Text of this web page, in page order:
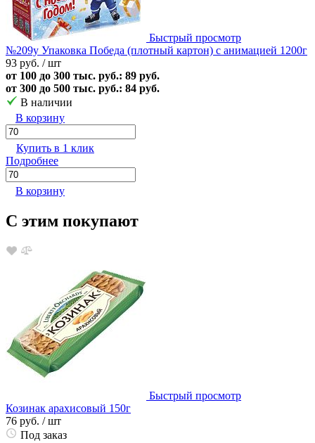
Быстрый просмотр
№209у Упаковка Победа (плотный картон) с анимацией 1200г
93 руб. / шт
от 100 до 300 тыс. руб.: 89 руб.
от 300 до 500 тыс. руб.: 84 руб.
В наличии
В корзину
Купить в 1 клик
Подробнее
В корзину
С этим покупают
Быстрый просмотр
Козинак арахисовый 150г
76 руб. / шт
Под заказ